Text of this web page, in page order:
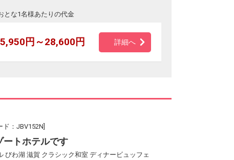
とな1名様あたりの代金
円～28,600円 詳細へ
：JBV152N]
ートホテルです
びわ湖 滋賀 クラシック和室 ディナービュッフェ